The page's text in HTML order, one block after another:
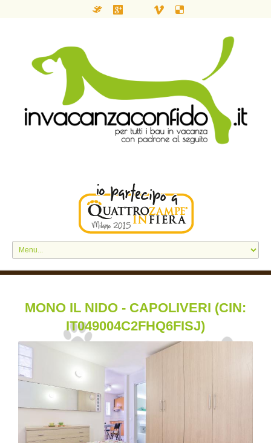
MONO IL NIDO - CAPOLIVERI (CIN:
IT049004C2FHQ6FISJ)